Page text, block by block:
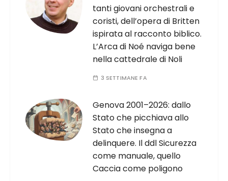
tanti giovani orchestrali e
coristi, dell’opera di Britten
ispirata al racconto biblico.
L’Arca di Noé naviga bene
nella cattedrale di Noli
3 SETTIMANE FA
Genova 2001–2026: dallo
Stato che picchiava allo
Stato che insegna a
delinquere. Il ddl Sicurezza
come manuale, quello
Caccia come poligono